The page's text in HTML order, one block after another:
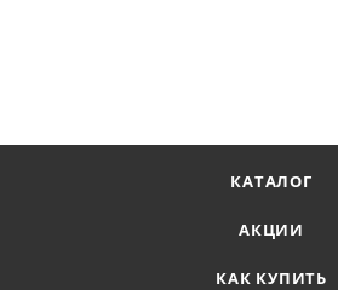
КАТАЛОГ
АКЦИИ
КАК КУПИТЬ